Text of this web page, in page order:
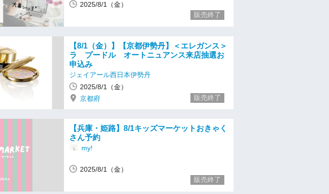
2025/8/1（金）
販売終了
【8/1（金）】【京都伊勢丹】＜エレガンス＞
ラ プードル オートニュアンス来店抽選お
申込み
ジェイアール西日本伊勢丹
2025/8/1（金）
京都府
販売終了
【兵庫・姫路】8/1キッズマーケットおきゃく
さん予約
my!
2025/8/1（金）
販売終了